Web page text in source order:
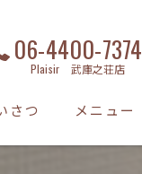
06-4400-7374
Plaisir 武庫之荘店
さつ メニュー